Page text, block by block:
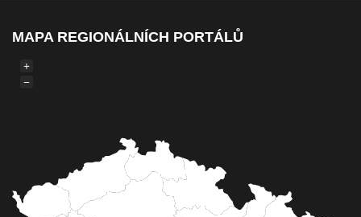
MAPA REGIONÁLNÍCH PORTÁLŮ
+
−